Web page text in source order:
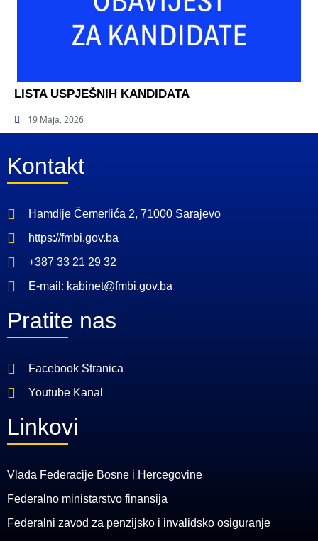
LISTA USPJEŠNIH KANDIDATA
19 Maja, 2026
Kontakt
Hamdije Čemerlića 2, 71000 Sarajevo
https://fmbi.gov.ba
+387 33 21 29 32
E-mail: kabinet@fmbi.gov.ba
Pratite nas
Facebook Stranica
Youtube Kanal
Linkovi
Vlada Federacije Bosne i Hercegovine
Federalno ministarstvo finansija
Federalni zavod za penzijsko i invalidsko osiguranje